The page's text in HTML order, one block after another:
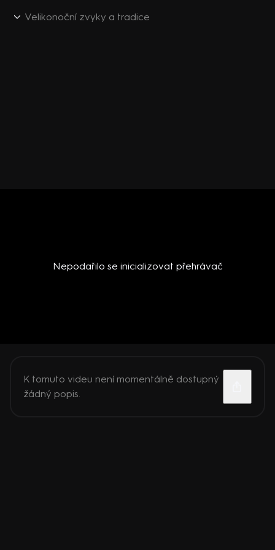
Velikonoční zvyky a tradice
Nepodařilo se inicializovat přehrávač
K tomuto videu není momentálně dostupný
žádný popis.